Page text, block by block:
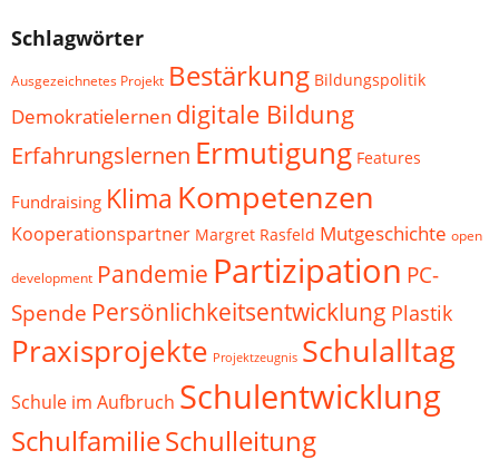
Schlagwörter
Ausgezeichnetes Projekt Bestärkung Bildungspolitik
Demokratielernen digitale Bildung
Erfahrungslernen Ermutigung Features
Fundraising Klima Kompetenzen
Kooperationspartner Margret Rasfeld Mutgeschichte open
development Pandemie Partizipation PC-
Spende Persönlichkeitsentwicklung Plastik
Praxisprojekte Projektzeugnis Schulalltag
Schule im Aufbruch Schulentwicklung
SchulfamilieSchulleitung